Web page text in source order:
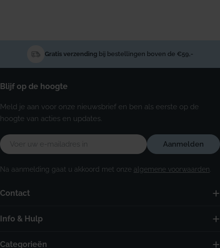
Gratis verzending bij bestellingen boven de €59,-
Contact
Info & Hulp
Categorieën
Blijf op de hoogte
Meld je aan voor onze nieuwsbrief en ben als eerste op de
hoogte van acties en updates.
E-
mail
Aanmelden
Na aanmelding gaat u akkoord met onze algemene voorwaarden